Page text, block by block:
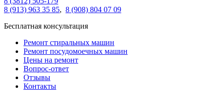
8 (913) 963 35 85, 8 (908) 804 07 09
Бесплатная консультация
Ремонт стиральных машин
Ремонт посудомоечных машин
Цены на ремонт
Вопрос-ответ
Отзывы
Контакты